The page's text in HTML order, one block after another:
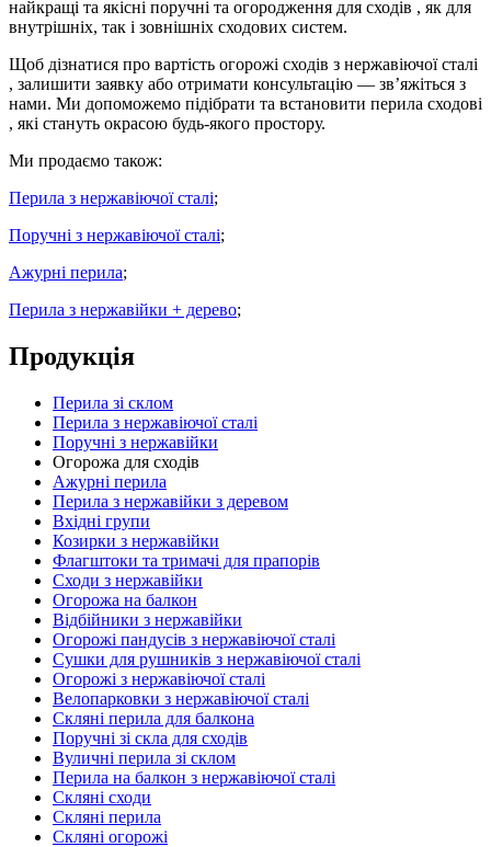
найкращі та якісні поручні та огородження для сходів , як для
внутрішніх, так і зовнішніх сходових систем.
Щоб дізнатися про вартість огорожі сходів з нержавіючої сталі
, залишити заявку або отримати консультацію — зв’яжіться з
нами. Ми допоможемо підібрати та встановити перила сходові
, які стануть окрасою будь-якого простору.
Ми продаємо також:
Перила з нержавіючої сталі;
Поручні з нержавіючої сталі;
Ажурні перила;
Перила з нержавійки + дерево;
Продукція
Перила зі склом
Перила з нержавіючої сталі
Поручні з нержавійки
Огорожа для сходів
Ажурні перила
Перила з нержавійки з деревом
Вхідні групи
Козирки з нержавійки
Флагштоки та тримачі для прапорів
Сходи з нержавійки
Огорожа на балкон
Відбійники з нержавійки
Огорожі пандусів з нержавіючої сталі
Сушки для рушників з нержавіючої сталі
Огорожі з нержавіючої сталі
Велопарковки з нержавіючої сталі
Скляні перила для балкона
Поручні зі скла для сходів
Вуличні перила зі склом
Перила на балкон з нержавіючої сталі
Скляні сходи
Скляні перила
Скляні огорожі